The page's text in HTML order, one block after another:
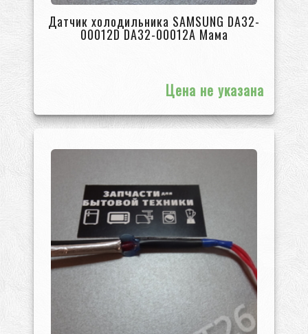
Датчик холодильника SAMSUNG DA32-
00012D DA32-00012A Мама
Цена не указана